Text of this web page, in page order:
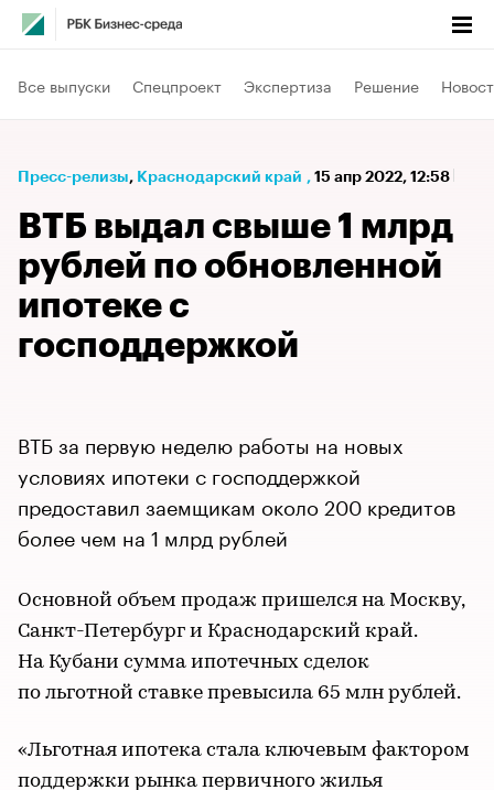
Все выпуски Спецпроект Экспертиза Решение
Пресс-релизы⁠, Краснодарский край , 15 апр 2022, 12:58
ВТБ выдал свыше 1 млрд
рублей по обновленной
ипотеке с
господдержкой
ВТБ за первую неделю работы на новых
условиях ипотеки с господдержкой
предоставил заемщикам около 200 кредитов
более чем на 1 млрд рублей
Основной объем продаж пришелся на Москву,
Санкт-Петербург и Краснодарский край.
На Кубани сумма ипотечных сделок
по льготной ставке превысила 65 млн рублей.
«Льготная ипотека стала ключевым фактором
поддержки рынка первичного жилья